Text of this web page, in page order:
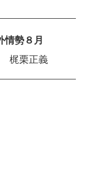
情勢８月
梶栗正義